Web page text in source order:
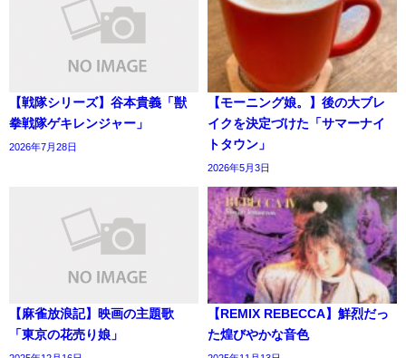
【戦隊シリーズ】谷本貴義「獣
拳戦隊ゲキレンジャー」
2026年7月28日
【モーニング娘。】後の大ブレ
イクを決定づけた「サマーナイ
トタウン」
2026年5月3日
【麻雀放浪記】映画の主題歌
「東京の花売り娘」
【REMIX REBECCA】鮮烈だっ
た煌びやかな音色